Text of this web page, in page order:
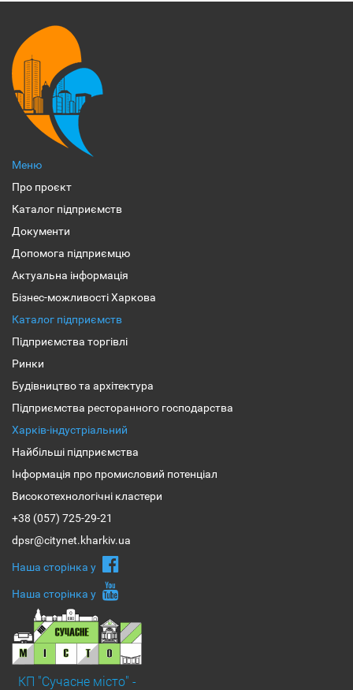
Меню
Про проєкт
Каталог підприємств
Документи
Допомога підприємцю
Актуальна інформація
Бізнес-можливості Харкова
Каталог підприємств
Підприємства торгівлі
Ринки
Будівництво та архітектура
Підприємства ресторанного господарства
Харків-індустріальний
Найбільші підприємства
Інформація про промисловий потенціал
Високотехнологічні кластери
+38 (057) 725-29-21
dpsr@citynet.kharkiv.ua
Наша сторiнка у
Наша сторiнка у
КП "Сучасне місто" -